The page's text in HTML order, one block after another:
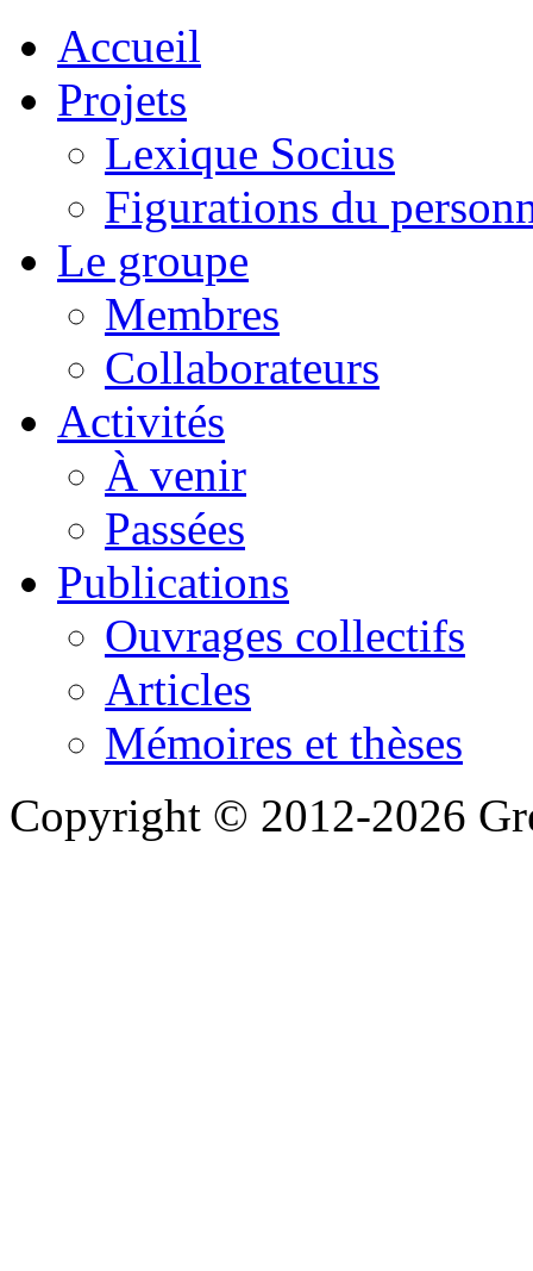
Accueil
Projets
Lexique Socius
Figurations du
Le groupe
Membres
Collaborateurs
Activités
À venir
Passées
Publications
Ouvrages collectifs
Articles
Mémoires et thèses
Copyright © 2012-2026